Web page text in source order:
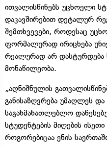
ითვალისწინებს უცხოელი
დაკავშირებით დეტალურ
შემთხვევები, როდესაც
ფორმალურად ირიცხება
რეალურად არ დასტურდება
მონაწილეობა.
„აღნიშნულის
განისაზღვრება უმაღლეს
საგანმანათლებლო
სტუდენტების მიღების
როგორებიცაა ენის